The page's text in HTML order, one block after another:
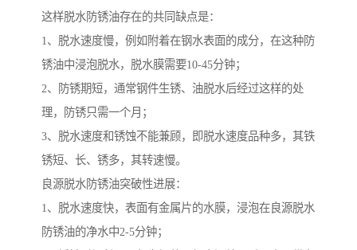
这样脱水防锈油存在的共同缺点是：
1、脱水速度慢，例如附着在钢水表面的成分，在这种防
锈油中浸泡脱水，脱水膜需要10-45分钟；
2、防锈期短，通常钢件生锈、油脱水后经过这样的处
理，防锈只需一个月；
3、脱水速度和锈蚀不能兼顾，即脱水速度品种多，其铁
锈短、长、锈多，其转速慢。
良源脱水防锈油突破性进展：
1、脱水速度快，表面有金属片的水膜，浸泡在良源脱水
防锈油的净水中2-5分钟；